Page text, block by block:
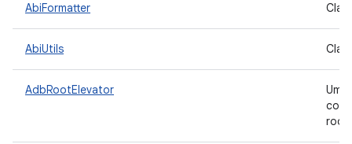
AbiFormatter
AbiUtils
AdbRootElevator Um
root